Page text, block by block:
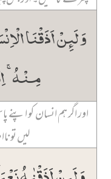
وَ لَئِنۡ اَذَقۡنَا
مِنۡہُ
اور اگر ہم انسان کو
لیں تو